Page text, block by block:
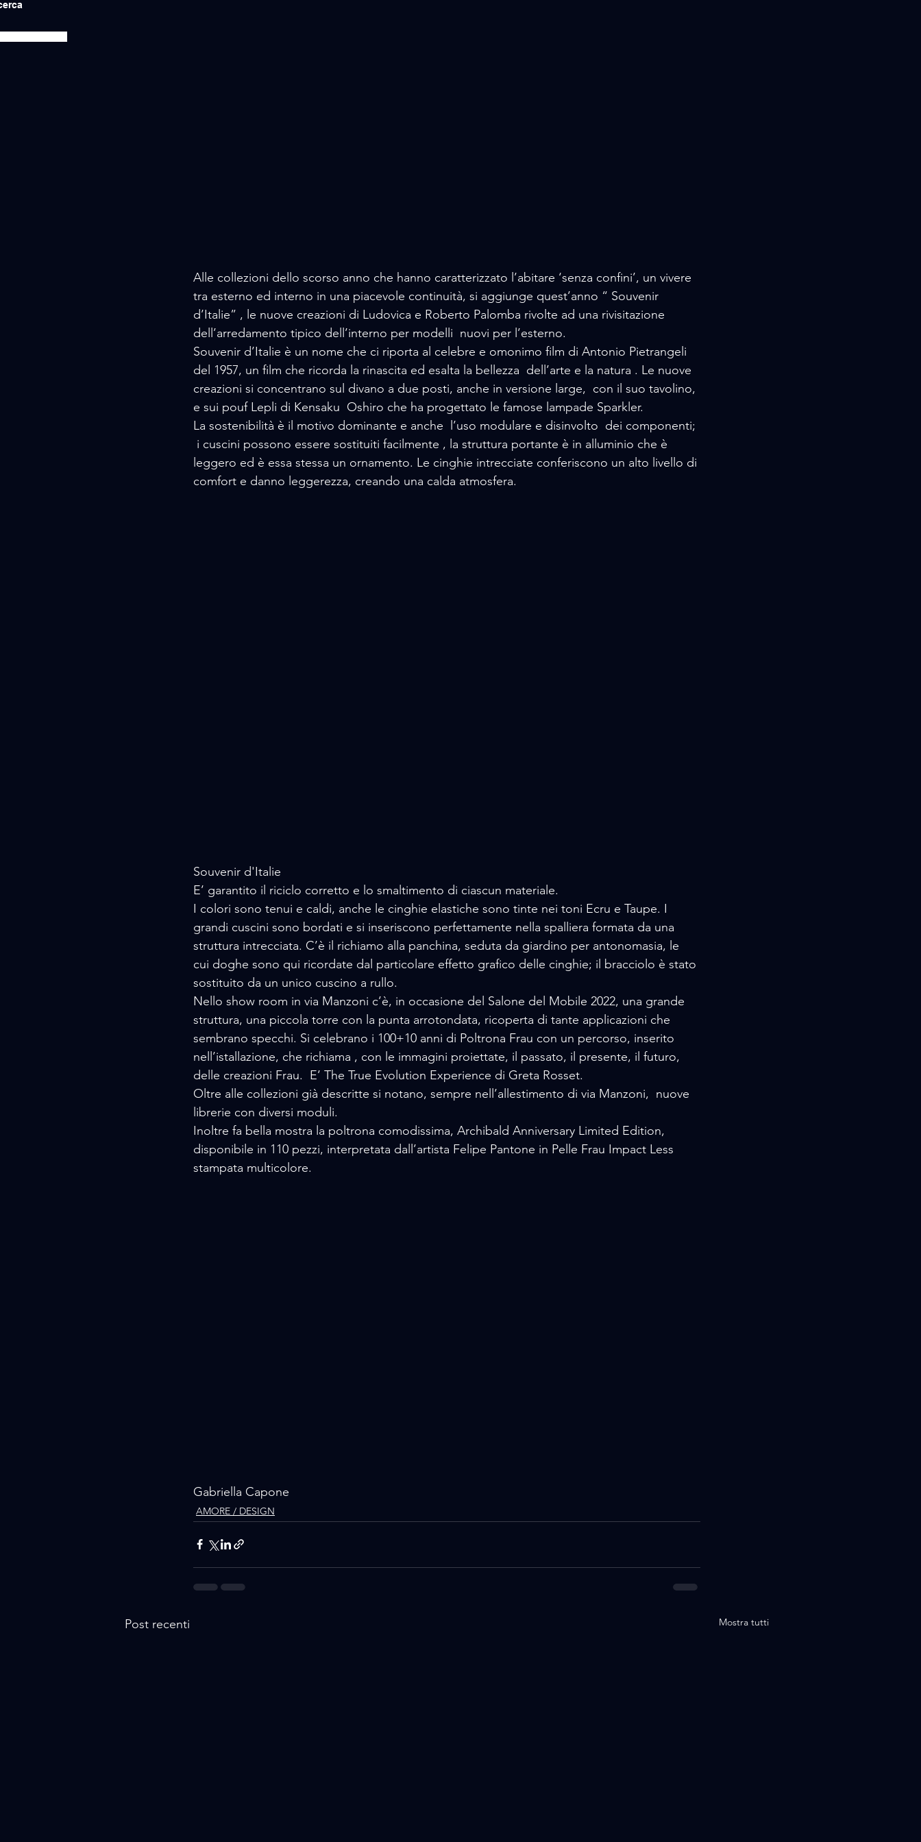
Alle collezioni dello scorso anno che hanno caratterizzato l’abitare ‘senza confini’, un vivere
tra esterno ed interno in una piacevole continuità, si aggiunge quest’anno “ Souvenir
d’Italie” , le nuove creazioni di Ludovica e Roberto Palomba rivolte ad una rivisitazione
dell’arredamento tipico dell’interno per modelli  nuovi per l’esterno.
Souvenir d’Italie è un nome che ci riporta al celebre e omonimo film di Antonio Pietrangeli
del 1957, un film che ricorda la rinascita ed esalta la bellezza  dell’arte e la natura . Le nuove
creazioni si concentrano sul divano a due posti, anche in versione large,  con il suo tavolino,
e sui pouf Lepli di Kensaku  Oshiro che ha progettato le famose lampade Sparkler.
La sostenibilità è il motivo dominante e anche  l’uso modulare e disinvolto  dei componenti;
i cuscini possono essere sostituiti facilmente , la struttura portante è in alluminio che è
leggero ed è essa stessa un ornamento. Le cinghie intrecciate conferiscono un alto livello di
comfort e danno leggerezza, creando una calda atmosfera.
Souvenir d'Italie
E’ garantito il riciclo corretto e lo smaltimento di ciascun materiale.
I colori sono tenui e caldi, anche le cinghie elastiche sono tinte nei toni Ecru e Taupe. I
grandi cuscini sono bordati e si inseriscono perfettamente nella spalliera formata da una
struttura intrecciata. C’è il richiamo alla panchina, seduta da giardino per antonomasia, le
cui doghe sono qui ricordate dal particolare effetto grafico delle cinghie; il bracciolo è stato
sostituito da un unico cuscino a rullo.
Nello show room in via Manzoni c’è, in occasione del Salone del Mobile 2022, una grande
struttura, una piccola torre con la punta arrotondata, ricoperta di tante applicazioni che
sembrano specchi. Si celebrano i 100+10 anni di Poltrona Frau con un percorso, inserito
nell’istallazione, che richiama , con le immagini proiettate, il passato, il presente, il futuro,
delle creazioni Frau.  E’ The True Evolution Experience di Greta Rosset.
Oltre alle collezioni già descritte si notano, sempre nell’allestimento di via Manzoni,  nuove
librerie con diversi moduli.
Inoltre fa bella mostra la poltrona comodissima, Archibald Anniversary Limited Edition,
disponibile in 110 pezzi, interpretata dall’artista Felipe Pantone in Pelle Frau Impact Less
stampata multicolore.
Gabriella Capone
AMORE / DESIGN
Post recenti Mostra tutti